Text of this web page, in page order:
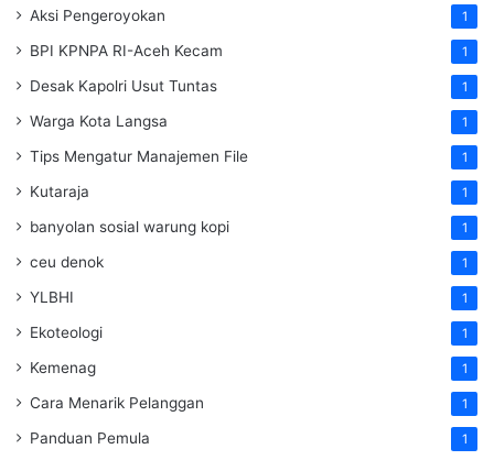
Aksi Pengeroyokan 1
BPI KPNPA RI-Aceh Kecam 1
Desak Kapolri Usut Tuntas 1
Warga Kota Langsa 1
Tips Mengatur Manajemen File 1
Kutaraja 1
banyolan sosial warung kopi 1
ceu denok 1
YLBHI 1
Ekoteologi 1
Kemenag 1
Cara Menarik Pelanggan 1
Panduan Pemula 1